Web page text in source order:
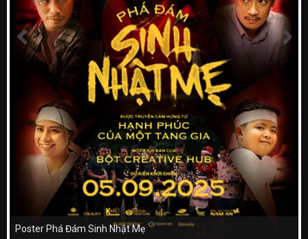
Poster Phá Đám Sinh Nhật Mẹ